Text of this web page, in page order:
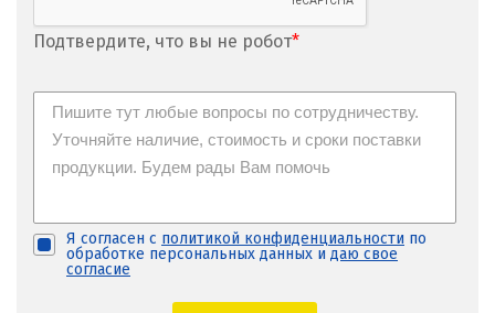
Подтвердите, что вы не робот*
Я согласен с политикой конфиденциальности по
обработке персональных данных и даю свое
согласие